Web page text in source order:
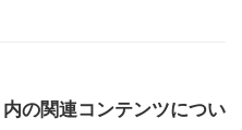
の関連コンテンツについ